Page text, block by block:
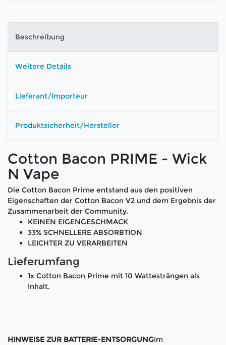
Beschreibung
Weitere Details
Lieferant/Importeur
Produktsicherheit/Hersteller
Cotton Bacon PRIME - Wick
N Vape
Die Cotton Bacon Prime entstand aus den positiven
Eigenschaften der Cotton Bacon V2 und dem Ergebnis der
Zusammenarbeit der Community.
KEINEN EIGENGESCHMACK
33% SCHNELLERE ABSORBTION
LEICHTER ZU VERARBEITEN
Lieferumfang
1x Cotton Bacon Prime mit 10 Wattesträngen als
Inhalt.
HINWEISE ZUR BATTERIE-ENTSORGUNGIm